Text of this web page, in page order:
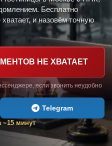
Бесплатно
и назовём точную
НЕ ХВАТАЕТ
если звонить неудобно
Telegram
~15 минут